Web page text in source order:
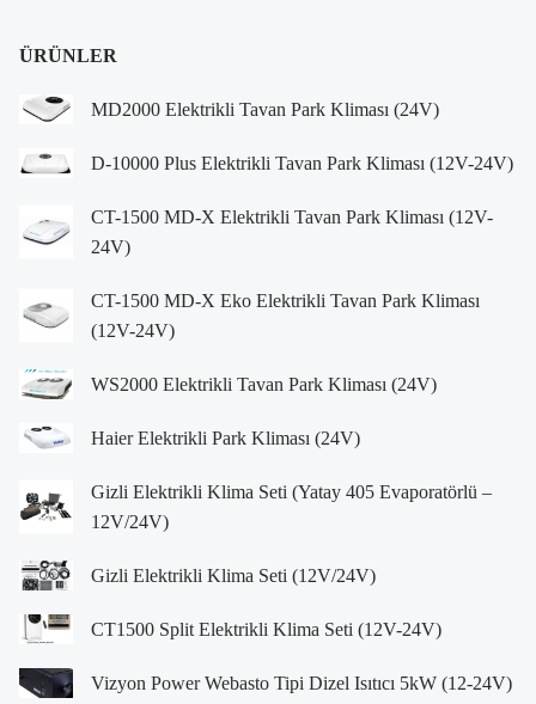
ÜRÜNLER
MD2000 Elektrikli Tavan Park Kliması (24V)
D-10000 Plus Elektrikli Tavan Park Kliması (12V-24V)
CT-1500 MD-X Elektrikli Tavan Park Kliması (12V-
24V)
CT-1500 MD-X Eko Elektrikli Tavan Park Kliması
(12V-24V)
WS2000 Elektrikli Tavan Park Kliması (24V)
Haier Elektrikli Park Kliması (24V)
Gizli Elektrikli Klima Seti (Yatay 405 Evaporatörlü –
12V/24V)
Gizli Elektrikli Klima Seti (12V/24V)
CT1500 Split Elektrikli Klima Seti (12V-24V)
Vizyon Power Webasto Tipi Dizel Isıtıcı 5kW (12-24V)